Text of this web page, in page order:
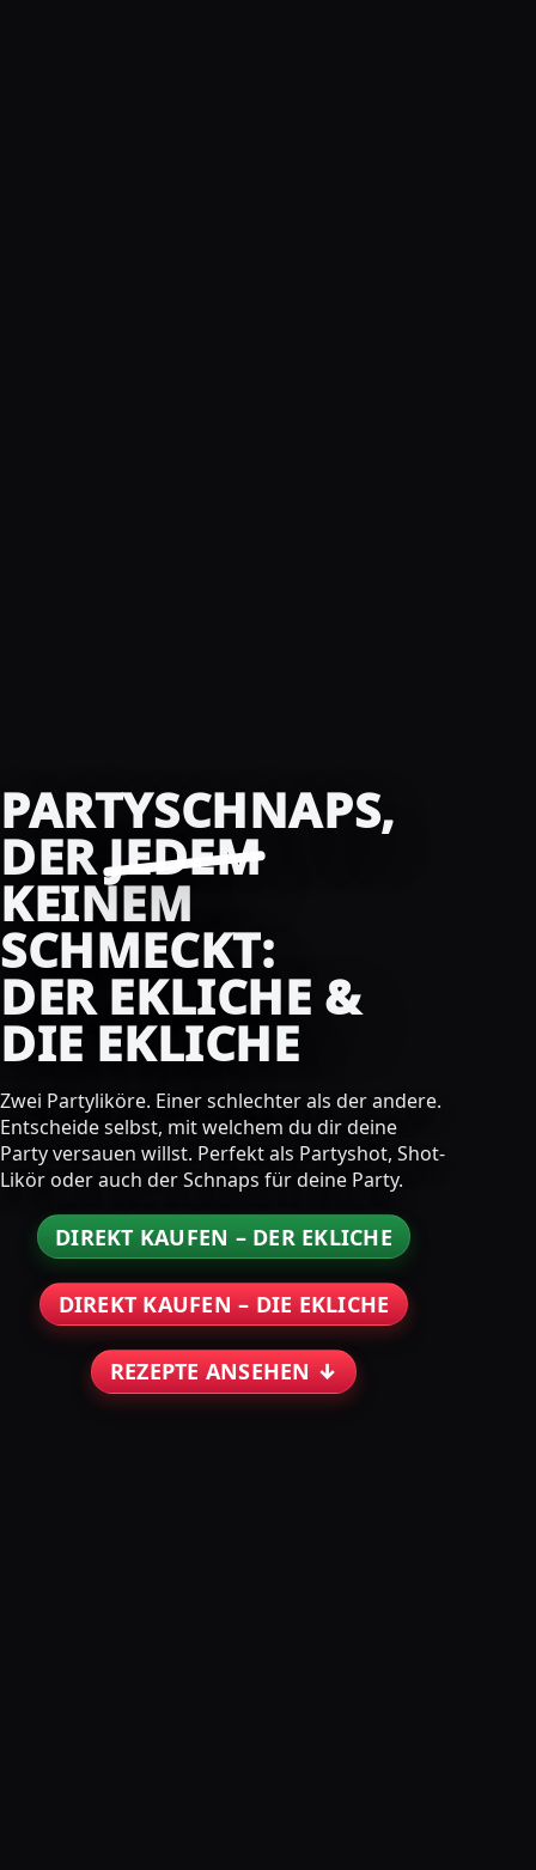
PARTYSCHNAPS,
DERJEDEM
KEINEM
SCHMECKT:
DER EKLICHE &
DIE EKLICHE
Zwei Partyliköre. Einer schlechter als der andere.
Entscheide selbst, mit welchem du dir deine
Party versauen willst. Perfekt als Partyshot, Shot-
Likör oder auch der Schnaps für deine Party.
DIREKT KAUFEN – DER EKLICHE
DIREKT KAUFEN – DIE EKLICHE
REZEPTE ANSEHEN ↓